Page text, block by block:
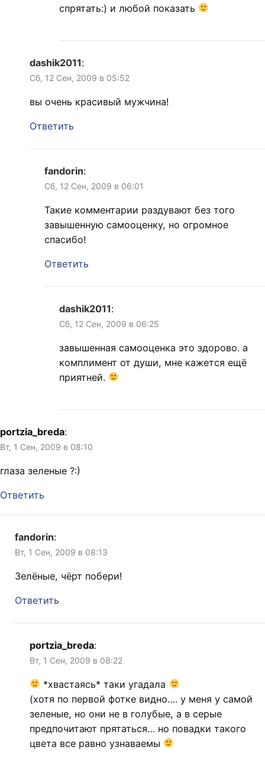
спрятать:) и любой показать
dashik2011:
Сб, 12 Сен, 2009 в 05:52
вы очень красивый мужчина!
Ответить
fandorin:
Сб, 12 Сен, 2009 в 06:01
Такие комментарии раздувают без того
завышенную самооценку, но огромное
спасибо!
Ответить
dashik2011:
Сб, 12 Сен, 2009 в 06:25
завышенная самооценка это здорово. а
комплимент от души, мне кажется ещё
приятней.
portzia_breda:
Вт, 1 Сен, 2009 в 08:10
глаза зеленые ?:)
Ответить
fandorin:
Вт, 1 Сен, 2009 в 08:13
Зелёные, чёрт побери!
Ответить
portzia_breda:
Вт, 1 Сен, 2009 в 08:22
*хвастаясь* таки угадала
(хотя по первой фотке видно…. у меня у самой
зеленые, но они не в голубые, а в серые
предпочитают прятаться… но повадки такого
цвета все равно узнаваемы